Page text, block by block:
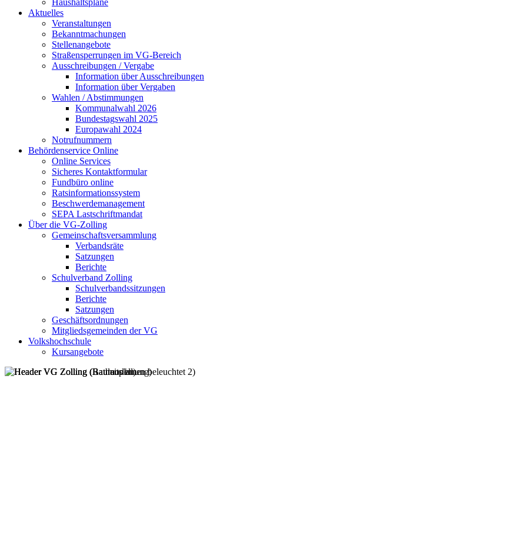
Haushaltspläne
Aktuelles
Veranstaltungen
Bekanntmachungen
Stellenangebote
Straßensperrungen im VG-Bereich
Ausschreibungen / Vergabe
Information über Ausschreibungen
Information über Vergaben
Wahlen / Abstimmungen
Kommunalwahl 2026
Bundestagswahl 2025
Europawahl 2024
Notrufnummern
Behördenservice Online
Online Services
Sicheres Kontaktformular
Fundbüro online
Ratsinformationssystem
Beschwerdemanagement
SEPA Lastschriftmandat
Über die VG-Zolling
Gemeinschaftsversammlung
Verbandsräte
Satzungen
Berichte
Schulverband Zolling
Schulverbandssitzungen
Berichte
Satzungen
Geschäftsordnungen
Mitgliedsgemeinden der VG
Volkshochschule
Kursangebote